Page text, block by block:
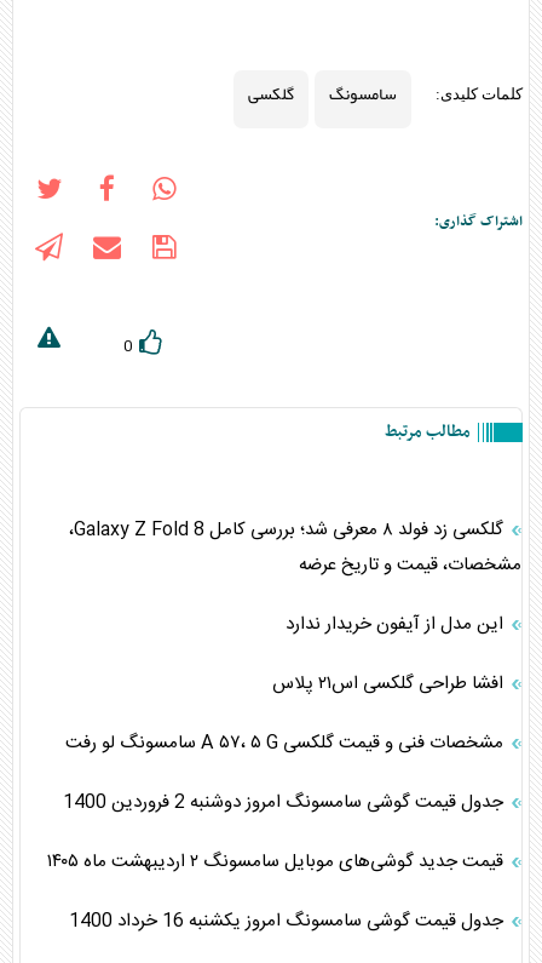
کلمات کلیدی: سامسونگ گلکسی
اشتراک گذاری:
0
مطالب مرتبط
گلکسی زد فولد ۸ معرفی شد؛ بررسی کامل Galaxy Z Fold 8،
مشخصات، قیمت و تاریخ عرضه
این مدل از آیفون خریدار ندارد
افشا طراحی گلکسی اس۲۱ پلاس
مشخصات فنی و قیمت گلکسی A ۵۷، ۵ G سامسونگ لو رفت
جدول قیمت گوشی سامسونگ امروز دوشنبه 2 فروردین 1400
قیمت جدید گوشی‌های موبایل سامسونگ ۲ اردیبهشت ماه ۱۴۰۵
جدول قیمت گوشی سامسونگ امروز یکشنبه 16 خرداد 1400